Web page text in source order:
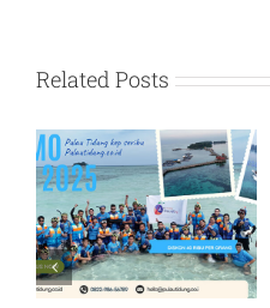
Related Posts